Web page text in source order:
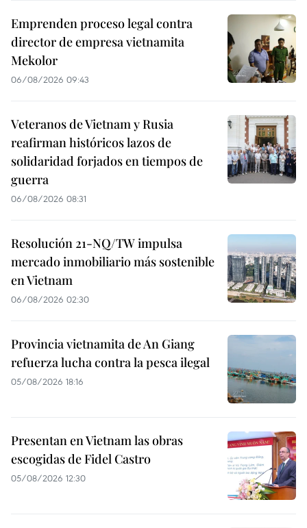
Emprenden proceso legal contra
director de empresa vietnamita
Mekolor
06/08/2026 09:43
Veteranos de Vietnam y Rusia
reafirman históricos lazos de
solidaridad forjados en tiempos de
guerra
06/08/2026 08:31
Resolución 21-NQ/TW impulsa
mercado inmobiliario más sostenible
en Vietnam
06/08/2026 02:30
Provincia vietnamita de An Giang
refuerza lucha contra la pesca ilegal
05/08/2026 18:16
Presentan en Vietnam las obras
escogidas de Fidel Castro
05/08/2026 12:30